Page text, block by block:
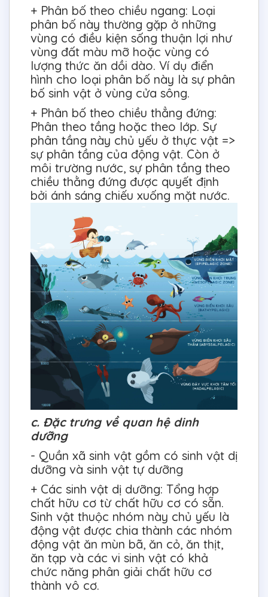
+ Phân bố theo chiều ngang: Loại
phân bố này thường gặp ở những
vùng có điều kiện sống thuận lợi như
vùng đất màu mỡ hoặc vùng có
lượng thức ăn dồi dào. Ví dụ điển
hình cho loại phân bố này là sự phân
bố sinh vật ở vùng cửa sông.
+ Phân bố theo chiều thẳng đứng:
Phân theo tầng hoặc theo lớp. Sự
phân tầng này chủ yếu ở thực vật =>
sự phân tầng của động vật. Còn ở
môi trường nước, sự phân tầng theo
chiều thằng đứng được quyết định
bởi ánh sáng chiếu xuống mặt nước.
c. Đặc trưng về quan hệ dinh
dưỡng
- Quần xã sinh vật gồm có sinh vật dị
dưỡng và sinh vật tự dưỡng
+ Các sinh vật dị dưỡng: Tổng hợp
chất hữu cơ từ chất hữu cơ có sẵn.
Sinh vật thuộc nhóm này chủ yếu là
động vật được chia thành các nhóm
động vật ăn mùn bã, ăn cỏ, ăn thịt,
ăn tạp và các vi sinh vật có khả
chức năng phân giải chất hữu cơ
thành vô cơ.